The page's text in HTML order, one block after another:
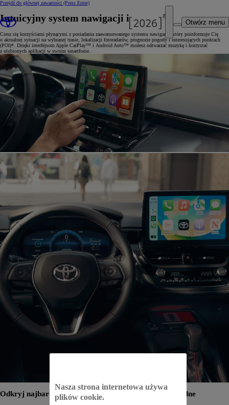
Przejdź do głównej zawartości (Press Enter)
Otwórz menu
Intuicyjny system nawigacji i rozrywki
Ciesz się korzyściami płynącymi z posiadania zaawansowanego systemu nawigacji, który poinformuje Cię
o aktualnej sytuacji na wybranej trasie, lokalizacji fotoradarów, prognozie pogody i interesujących punktach
(POI)*. Dzięki interfejsom Apple CarPlay™ i Android Auto™ możesz odtwarzać muzykę i korzystać
z ulubionych aplikacji w swoim smartfonie.
Odkryj najbardziej zaawansowane systemy multimedialne
Nasza strona internetowa używa
plików cookie.